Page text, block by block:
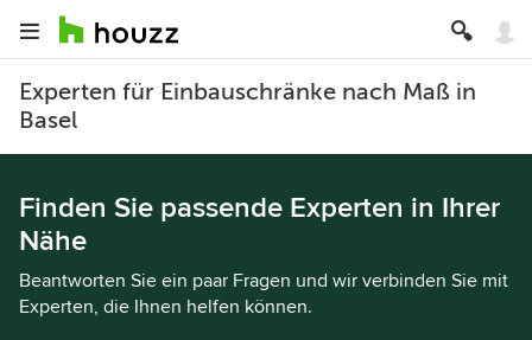
Experten für Einbauschränke nach Maß in
Basel
Finden Sie passende Experten in Ihrer
Nähe
Beantworten Sie ein paar Fragen und wir verbinden Sie mit
Experten, die Ihnen helfen können.